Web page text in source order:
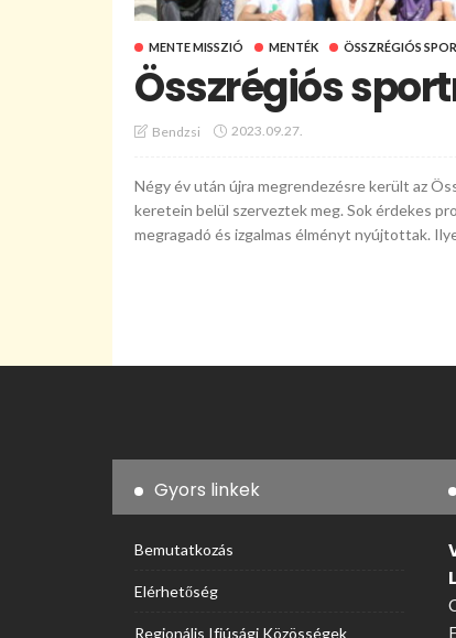
MENTE MISSZIÓ MENTÉK ÖSSZRÉGIÓS
Összrégiós
Bendzsi 2023.09.27.
Négy év után újra megrendezésre került az
keretein belül szerveztek meg. Sok érdekes
megragadó és izgalmas élményt nyújtottak.
Gyors linkek
Bemutatkozás
Elérhetőség
Regionális Ifjúsági Közösségek